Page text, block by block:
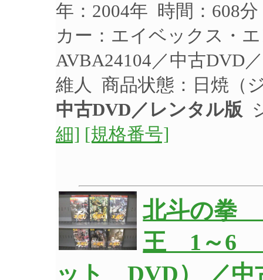
年：2004年 時間：608
カー：エイベックス・
AVBA24104／中古DVD
維人 商品状態：日焼（
中古DVD／レンタル版
細] [規格番号]
北斗の拳
王 1～6
ット DVD） ／中